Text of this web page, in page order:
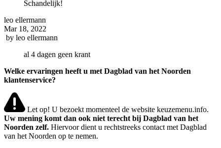
Schandelijk!
leo ellermann
Mar 18, 2022
by leo ellermann
al 4 dagen geen krant
Welke ervaringen heeft u met Dagblad van het Noorden
klantenservice?
Let op! U bezoekt momenteel de website keuzemenu.info.
Uw mening komt dan ook niet terecht bij Dagblad van het
Noorden zelf. Hiervoor dient u rechtstreeks contact met Dagblad
van het Noorden op te nemen.